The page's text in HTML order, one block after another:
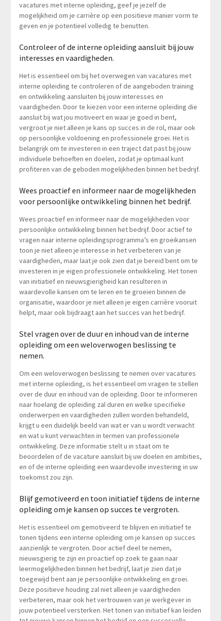
vacatures met interne opleiding, geef je jezelf de
mogelijkheid om je carrière op een positieve manier vorm te
geven en je potentieel volledig te benutten.
Controleer of de interne opleiding aansluit bij jouw
interesses en vaardigheden.
Het is essentieel om bij het overwegen van vacatures met
interne opleiding te controleren of de aangeboden training
en ontwikkeling aansluiten bij jouw interesses en
vaardigheden. Door te kiezen voor een interne opleiding die
aansluit bij wat jou motiveert en waar je goed in bent,
vergroot je niet alleen je kans op succes in de rol, maar ook
op persoonlijke voldoening en professionele groei. Het is
belangrijk om te investeren in een traject dat past bij jouw
individuele behoeften en doelen, zodat je optimaal kunt
profiteren van de geboden mogelijkheden binnen het bedrijf.
Wees proactief en informeer naar de mogelijkheden
voor persoonlijke ontwikkeling binnen het bedrijf.
Wees proactief en informeer naar de mogelijkheden voor
persoonlijke ontwikkeling binnen het bedrijf. Door actief te
vragen naar interne opleidingsprogramma’s en groeikansen
toon je niet alleen je interesse in het verbeteren van je
vaardigheden, maar laat je ook zien dat je bereid bent om te
investeren in je eigen professionele ontwikkeling. Het tonen
van initiatief en nieuwsgierigheid kan resulteren in
waardevolle kansen om te leren en te groeien binnen de
organisatie, waardoor je niet alleen je eigen carrière vooruit
helpt, maar ook bijdraagt aan het succes van het bedrijf.
Stel vragen over de duur en inhoud van de interne
opleiding om een weloverwogen beslissing te
nemen.
Om een weloverwogen beslissing te nemen over vacatures
met interne opleiding, is het essentieel om vragen te stellen
over de duur en inhoud van de opleiding. Door te informeren
naar hoelang de opleiding zal duren en welke specifieke
onderwerpen en vaardigheden zullen worden behandeld,
krijgt u een duidelijk beeld van wat er van u wordt verwacht
en wat u kunt verwachten in termen van professionele
ontwikkeling. Deze informatie stelt u in staat om te
beoordelen of de vacature aansluit bij uw doelen en ambities,
en of de interne opleiding een waardevolle investering in uw
toekomst zou zijn.
Blijf gemotiveerd en toon initiatief tijdens de interne
opleiding om je kansen op succes te vergroten.
Het is essentieel om gemotiveerd te blijven en initiatief te
tonen tijdens een interne opleiding om je kansen op succes
aanzienlijk te vergroten. Door actief deel te nemen,
nieuwsgierig te zijn en proactief op zoek te gaan naar
leermogelijkheden binnen het bedrijf, laat je zien dat je
toegewijd bent aan je persoonlijke ontwikkeling en groei.
Deze positieve houding zal niet alleen je vaardigheden
verbeteren, maar ook het vertrouwen van je werkgever in
jouw potentieel versterken. Het tonen van initiatief kan leiden